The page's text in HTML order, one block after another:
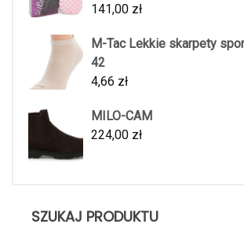
141,00 zł
M-Tac Lekkie skarpety
42
4,66 zł
MILO-CAM
224,00 zł
SZUKAJ PRODUKTU